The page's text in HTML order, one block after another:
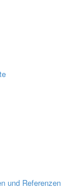
und Referenzen